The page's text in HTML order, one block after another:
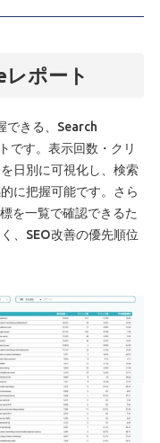
ポート
できる、Search
です。表示回数・クリ
日別に可視化し、検索
に把握可能です。さら
を一覧で確認できるた
、SEO改善の優先順位